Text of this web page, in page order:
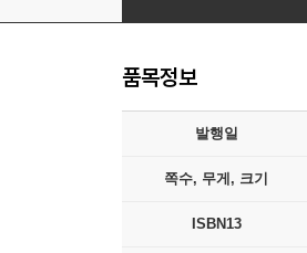
품목정보
발행일
쪽수, 무게, 크기
ISBN13